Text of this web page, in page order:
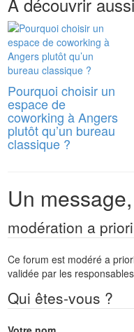
Pourquoi choisir un
espace de
coworking à Angers
plutôt qu’un bureau
classique ?
Un
modération a priori
Ce forum est modéré a
validée par les
Qui êtes-vous ?